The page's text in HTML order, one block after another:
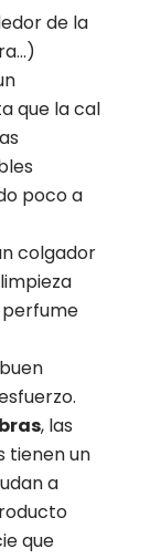
de la
que la cal
poco a
colgador
, las
tienen un
a
que